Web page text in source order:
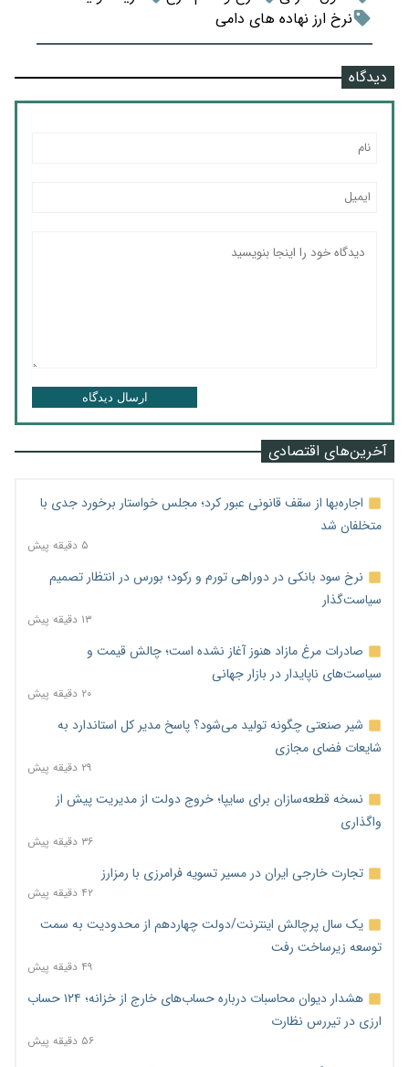
نرخ ارز نهاده های دامی
دیدگاه
ارسال دیدگاه
آخرین‌های اقتصادی
اجاره‌بها از سقف قانونی عبور کرد؛ مجلس خواستار برخورد جدی با
متخلفان شد
۵ دقیقه پیش
نرخ سود بانکی در دوراهی تورم و رکود؛ بورس در انتظار تصمیم
سیاست‌گذار
۱۳ دقیقه پیش
صادرات مرغ مازاد هنوز آغاز نشده است؛ چالش قیمت و
سیاست‌های ناپایدار در بازار جهانی
۲۰ دقیقه پیش
شیر صنعتی چگونه تولید می‌شود؟ پاسخ مدیر کل استاندارد به
شایعات فضای مجازی
۲۹ دقیقه پیش
نسخه قطعه‌سازان برای سایپا؛ خروج دولت از مدیریت پیش از
واگذاری
۳۶ دقیقه پیش
تجارت خارجی ایران در مسیر تسویه فرامرزی با رمزارز
۴۲ دقیقه پیش
یک سال پرچالش اینترنت/دولت چهاردهم از محدودیت به سمت
توسعه زیرساخت رفت
۴۹ دقیقه پیش
هشدار دیوان محاسبات درباره حساب‌های خارج از خزانه؛ ۱۲۴ حساب
ارزی در تیررس نظارت
۵۶ دقیقه پیش